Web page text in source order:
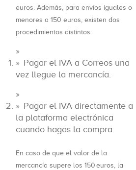
euros. Además, para envíos iguales o
menores a 150 euros, existen dos
procedimientos distintos:
Pagar el IVA a Correos una
vez llegue la mercancía.
Pagar el IVA directamente a
la plataforma electrónica
cuando hagas la compra.
En caso de que el valor de la
mercancía supere los 150 euros, la